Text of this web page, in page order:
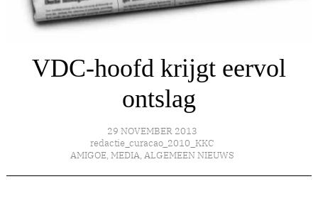
VDC-hoofd krijgt eervol
ontslag
29 NOVEMBER 2013
redactie_curacao_2010_KKC
AMIGOE, MEDIA, ALGEMEEN NIEUWS